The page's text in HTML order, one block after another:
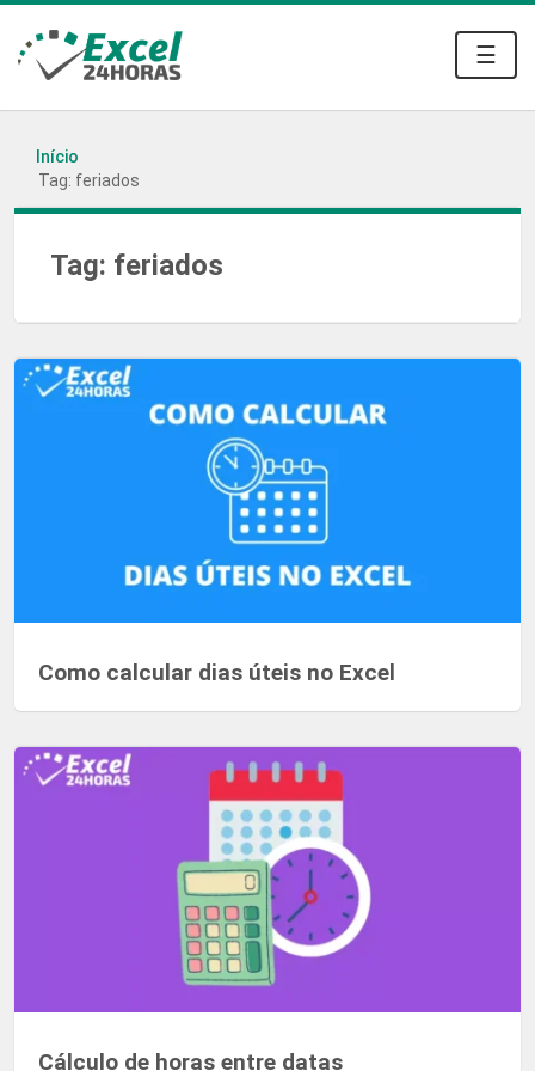
☰
Início
Tag: feriados
Tag: feriados
Como calcular dias úteis no Excel
Cálculo de horas entre datas